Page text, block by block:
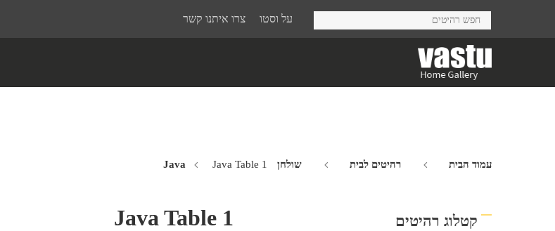
על וסטו צרו איתנו קשר
עמוד הבית רהיטים לבית שולחן Java Java Table 1
Java Table 1 קטלוג רהיטים